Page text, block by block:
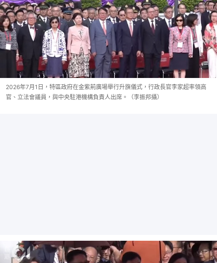
2026年7月1日，特區政府在金紫荊廣場舉行升旗儀式，行政長官李家超率領高
官、立法會議員，與中央駐港機構負責人出席。（李振邦攝）